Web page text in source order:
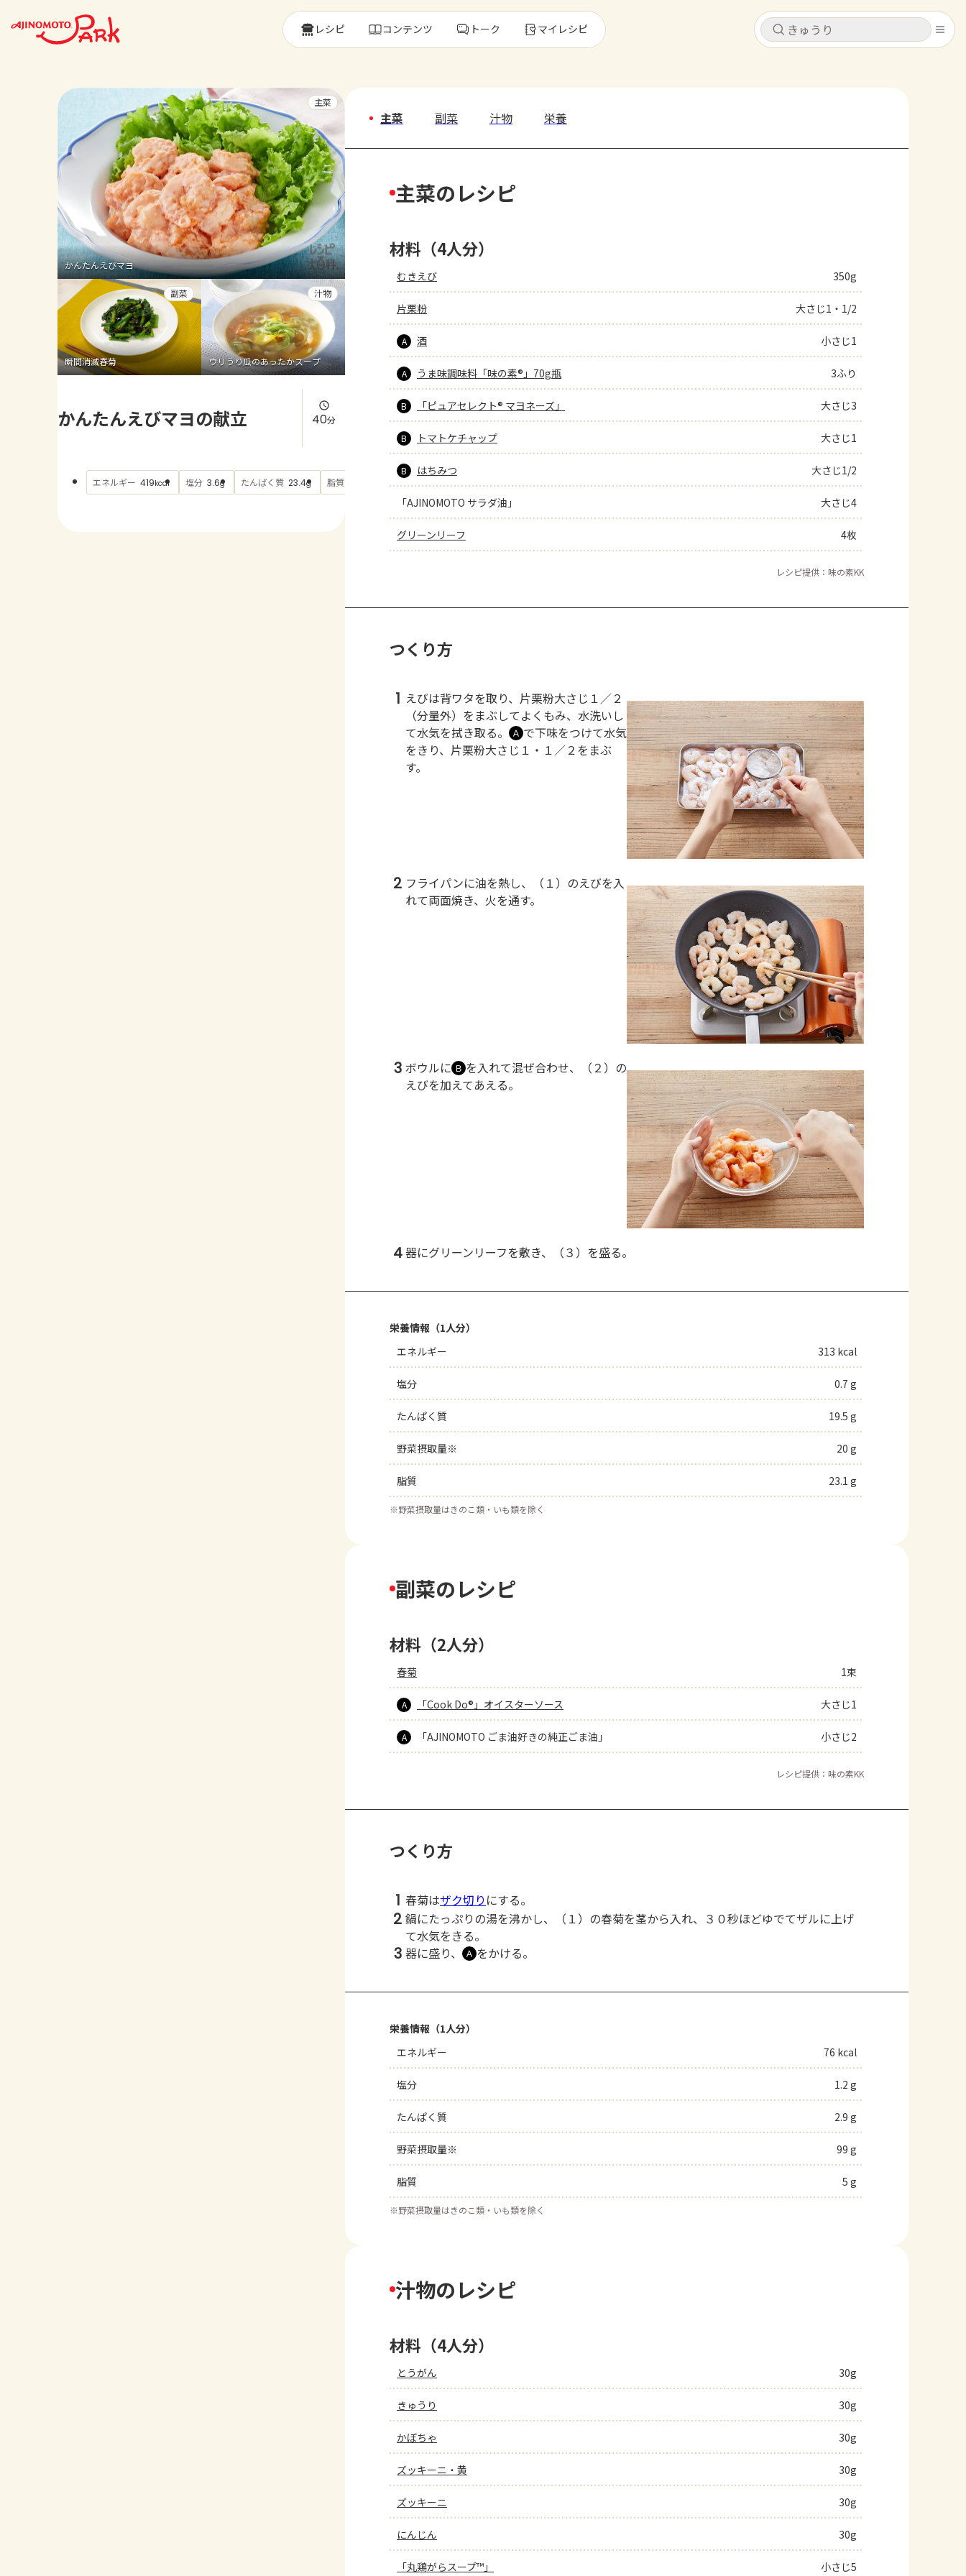
キャンセル
よくあるお問い合わせ
お買い物
キャンセル
レシピ コンテンツ トーク マイレシピ
かんたんえびマヨ
主菜
瞬間消滅春菊
副菜
ウリうり瓜のあったかスープ
汁物
かんたんえびマヨの献立 40分
エネルギー 419kcal 塩分 3.6g たんぱく質 23.4g 脂質 もっと見る
主菜 副菜 汁物 栄養
主菜のレシピ
材料（4人分）
むきえび 350g
片栗粉 大さじ1・1/2
A 酒 小さじ1
A うま味調味料「味の素®」70g瓶 3ふり
B 「ピュアセレクト® マヨネーズ」 大さじ3
B トマトケチャップ 大さじ1
B はちみつ 大さじ1/2
「AJINOMOTO サラダ油」 大さじ4
グリーンリーフ 4枚
レシピ提供：味の素KK
つくり方
1 えびは背ワタを取り、片栗粉大さじ１／２
（分量外）をまぶしてよくもみ、水洗いし
て水気を拭き取る。
Ａ で下味をつけて水気
をきり、片栗粉大さじ１・１／２をまぶ
す。
2 フライパンに油を熱し、（１）のえびを入
れて両面焼き、火を通す。
3 ボウルに Ｂ を入れて混ぜ合わせ、（２）の
えびを加えてあえる。
4器にグリーンリーフを敷き、（３）を盛る。
栄養情報（1人分）
エネルギー
313 kcal
塩分 0.7 g
たんぱく質 19.5 g
野菜摂取量※ 20 g
脂質 23.1 g
※野菜摂取量はきのこ類・いも類を除く
副菜のレシピ
材料（2人分）
春菊 1束
A 「Cook Do®」オイスターソース 大さじ1
A 「AJINOMOTO ごま油好きの純正ごま油」 小さじ2
レシピ提供：味の素KK
つくり方
1 春菊はザク切り にする。
2 鍋にたっぷりの湯を沸かし、（１）の春菊を茎から入れ、３０秒ほどゆでてザルに上げ
て水気をきる。
3 器に盛り、 Ａ をかける。
栄養情報（1人分）
エネルギー
76 kcal
塩分 1.2 g
たんぱく質 2.9 g
野菜摂取量※ 99 g
脂質 5 g
※野菜摂取量はきのこ類・いも類を除く
汁物のレシピ
材料（4人分）
とうがん 30g
きゅうり 30g
かぼちゃ 30g
ズッキーニ・黄 30g
ズッキーニ 30g
にんじん 30g
「丸鶏がらスープ™」 小さじ5